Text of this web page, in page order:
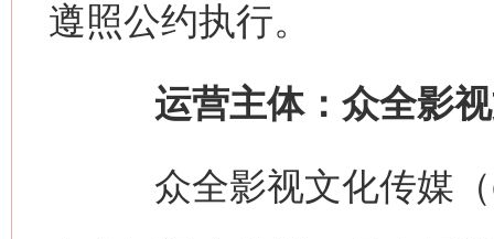
遵照公约执行。
运营主体：众全影视
众全影视文化传媒（